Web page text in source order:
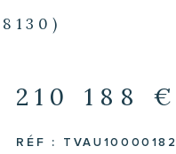
210 188 €
RÉF : TVAU10000182